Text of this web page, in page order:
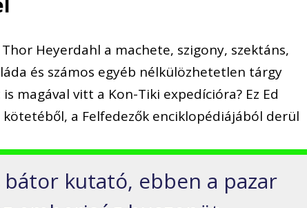
Heyerdahl a machete, szigony, szektáns,
és számos egyéb nélkülözhetetlen tárgy
magával vitt a Kon-Tiki expedícióra? Ez Ed
a Felfedezők enciklopédiájából derül
bátor kutató, ebben a pazar